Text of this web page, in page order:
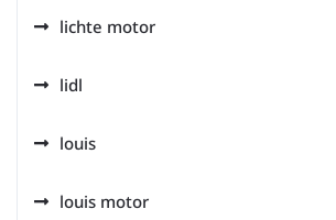
lichte motor
lidl
louis
louis motor